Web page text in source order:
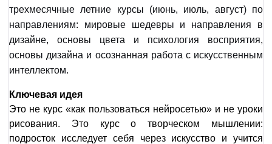
трехмесячные летние курсы (июнь, июль, август) по
направлениям: мировые шедевры и направления в
дизайне, основы цвета и психология восприятия,
основы дизайна и осознанная работа с искусственным
интеллектом.
Ключевая идея
Это не курс «как пользоваться нейросетью» и не уроки
рисования. Это курс о творческом мышлении:
подросток исследует себя через искусство и учится